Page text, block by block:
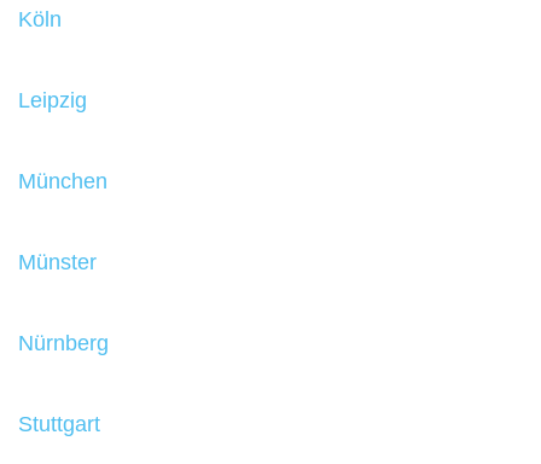
Köln
Leipzig
München
Münster
Nürnberg
Stuttgart